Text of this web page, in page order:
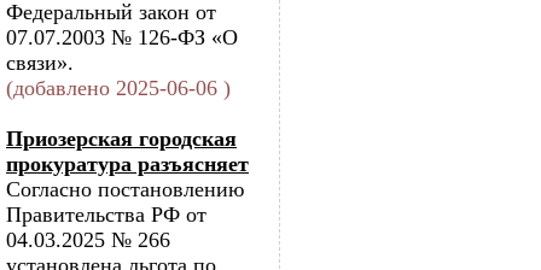
Федеральный закон от
07.07.2003 № 126-ФЗ «О
связи».
(добавлено 2025-06-06 )
Приозерская городская
прокуратура разъясняет
Согласно постановлению
Правительства РФ от
04.03.2025 № 266
установлена льгота по